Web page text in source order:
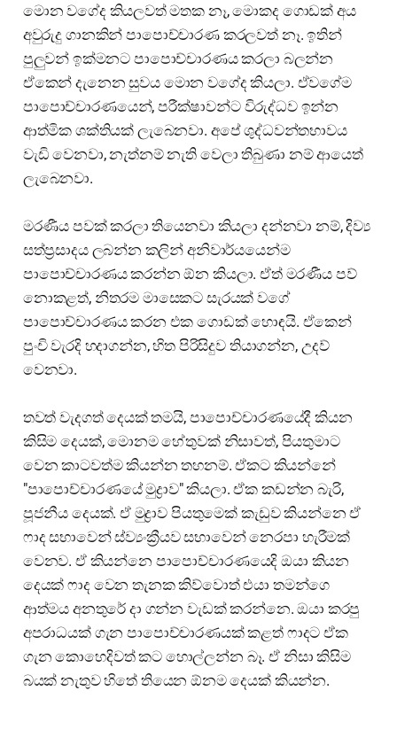
මොන වගේද කියලවත් මතක නෑ, මොකද ගොඩක් අය
අවුරුදු ගානකින් පාපොච්චාරණ කරලවත් නෑ. ඉතින්
පුලුවන් ඉක්මනට පාපොච්චාරණය කරලා බලන්න
ඒකෙන් දැනෙන සුවය මොන වගේද කියලා. ඒවගේම
පාපොච්චාරණයෙන්, පරීක්ෂාවන්ට විරුද්ධව ඉන්න
ආත්මික ශක්තියක් ලැබෙනවා. අපේ ශුද්ධවන්තභාවය
වැඩි වෙනවා, නැත්නම් නැති වෙලා තිබුණා නම් ආයෙත්
ලැබෙනවා.
මරණීය පවක් කරලා තියෙනවා කියලා දන්නවා නම්, දිව්‍ය
සත්ප්‍රසාදය ලබන්න කලින් අනිවාර්යයෙන්ම
පාපොච්චාරණය කරන්න ඕන කියලා. ඒත් මරණීය පව්
නොකළත්, නිතරම මාසෙකට සැරයක් වගේ
පාපොච්චාරණය කරන එක ගොඩක් හොඳයි. ඒකෙන්
පුංචි වැරදි හදාගන්න, හිත පිරිසිදුව තියාගන්න, උදව්
වෙනවා.
තවත් වැදගත් දෙයක් තමයි, පාපොච්චාරණයේදී කියන
කිසිම දෙයක්, මොනම හේතුවක් නිසාවත්, පියතුමාට
වෙන කාටවත්ම කියන්න තහනම්. ඒකට කියන්නේ
"පාපොච්චාරණයේ මුද්‍රාව" කියලා. ඒක කඩන්න බැරි,
පූජනීය දෙයක්. ඒ මුද්‍රාව පියතුමෙක් කැඩුව කියන්නෙ ඒ
ෆාද සභාවෙන් ස්ව්‍යංක්‍රීයව සභාවෙන් නෙරපා හැරීමක්
වෙනව. ඒ කියන්නෙ පාපොච්චාරණයෙදි ඔයා කියන
දෙයක් ෆාද වෙන තැනක කිව්වොත් එයා තමන්ගෙ
ආත්මය අනතුරේ දා ගන්න වැඩක් කරන්නෙ. ඔයා කරපු
අපරාධයක් ගැන පාපොච්චාරණයක් කළත් ෆාදට ඒක
ගැන කොහෙදිවත් කට හොල්ලන්න බෑ. ඒ නිසා කිසිම
බයක් නැතුව හිතේ තියෙන ඕනම දෙයක් කියන්න.